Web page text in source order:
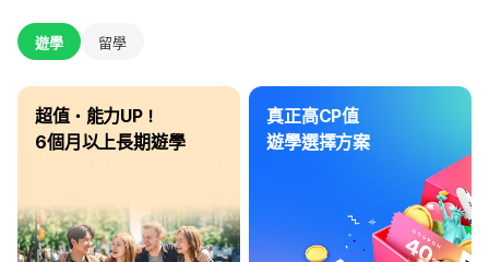
遊學 留學
超值・能力UP！
6個月以上長期遊學
真正高CP值
遊學選擇方案